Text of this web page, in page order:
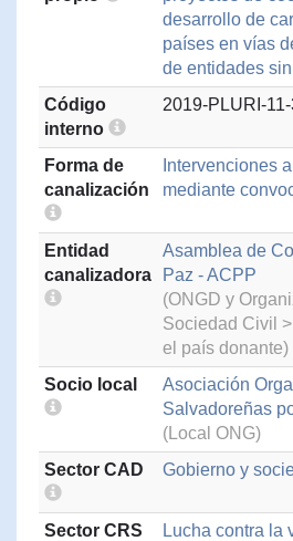
desarrollo de
países en vías
de entidades
Código
interno
2019-PLURI-
Forma de
canalización
Intervenciones
mediante
Entidad
canalizadora
Asamblea de
Paz - ACPP
(ONGD y
Sociedad Civil
el país donante)
Socio local
Asociación
Salvadoreñas
(Local ONG)
Sector CAD
Gobierno y
Sector CRS
Lucha contra la